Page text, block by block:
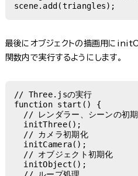
scene.add(triangles);
最後にオブジェクトの描画用に
関数内で実行するようにします。
// Three.jsの実行
function start() {